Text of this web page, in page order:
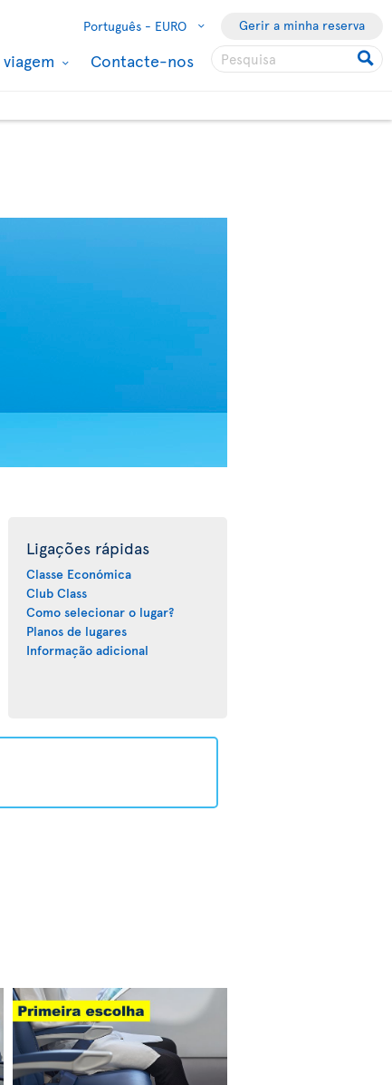
Português - EURO Gerir a minha reserva
Contacte-nos
Ligações rápidas
Classe Económica
Club Class
Como selecionar o lugar?
Planos de lugares
Informação adicional